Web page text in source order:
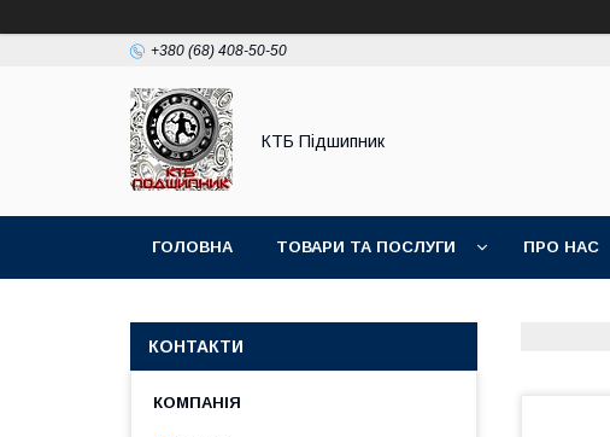
+380 (68) 408-50-50
КТБ Підшипник
ГОЛОВНА ТОВАРИ ТА ПОСЛУГИ ПРО НАС
КОНТАКТИ